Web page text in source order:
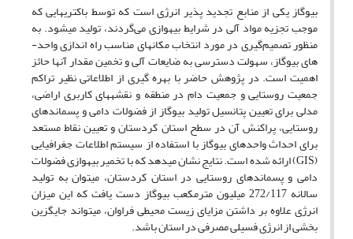
بیوگاز یکی از منابع تجدید پذیر انرژی است که توسط باکتری­هایی که
موجب تجزیه مواد آلی در شرایط بی­هوازی می‌گردند، تولید می­شود. به
منظور تصمیم‌گیری در مورد انتخاب مکان­های مناسب راه اندازی واحد­
های بیوگاز، سهولت دسترسی به ضایعات آلی و تخمین مقدار آن­ها حائز
اهمیت است. در پژوهش حاضر با بهره گیری از اطلاعاتی نظیر تراکم
جمعیت روستایی و جمعیت دام در منطقه و نقشه­های کاربری اراضی،
مدلی برای تعیین پتانسیل تولید بیوگاز از فضولات دامی و پسماند­های
روستایی، پراکنش آن در سطح استان کردستان و تعیین نقاط مستعد
برای احداث واحدهای بیوگاز با استفاده از سیستم اطلاعات جغرافیایی
(GIS) ارائه شده است. نتایج نشان می­دهد که با تخمیر بی­هوازی فضولات
دامی و پسماند­های روستایی در استان کردستان، می­توان به تولید
سالانه 272/117 میلیون مترمکعب بیوگاز دست یافت که این میزان
انرژی علاوه بر داشتن مزایای زیست محیطی فراوان، می­تواند جایگزین
بخشی از انرژی فسیلی مصرفی در استان باشد.